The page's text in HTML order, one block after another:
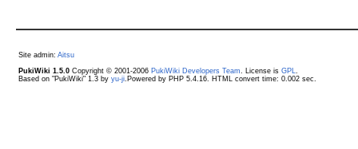
Site admin: Aitsu
PukiWiki 1.5.0Copyright © 2001-2006 PukiWiki Developers Team . License is GPL
Based on "PukiWiki" 1.3 by yu-ji.Powered by PHP 5.4.16. HTML convert time: 0.002 sec.